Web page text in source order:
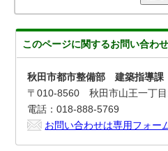
このページに関するお問い合わせ
秋田市都市整備部 建築指導課
〒010-8560 秋田市山王一丁
電話：018-888-5769
お問い合わせは専用フォー